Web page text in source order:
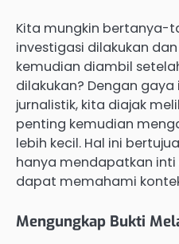
Kita mungkin bertanya-
investigasi dilakukan
kemudian diambil
dilakukan? Dengan
jurnalistik, kita diajak
penting kemudian
lebih kecil. Hal ini
hanya mendapatkan
dapat memahami
Mengungkap Bukti